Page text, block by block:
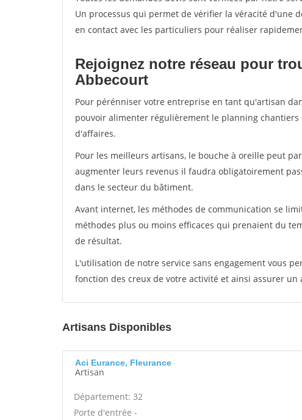
Un processus qui permet de vérifier la véracité d'une
en contact avec les particuliers pour réaliser
Rejoignez notre réseau pour
Abbecourt
Pour pérénniser votre entreprise en tant qu'artisan
pouvoir alimenter régulièrement le planning
d'affaires.
Pour les meilleurs artisans, le bouche à oreille peut
augmenter leurs revenus il faudra obligatoirement
dans le secteur du bâtiment.
Avant internet, les méthodes de communication se
méthodes plus ou moins efficaces qui prenaient du
de résultat.
L'utilisation de notre service sans engagement vous
fonction des creux de votre activité et ainsi assurer un
Artisans Disponibles
Aci Eurance, Fleurance
Artisan
Département: 32
Porte d'entrée -